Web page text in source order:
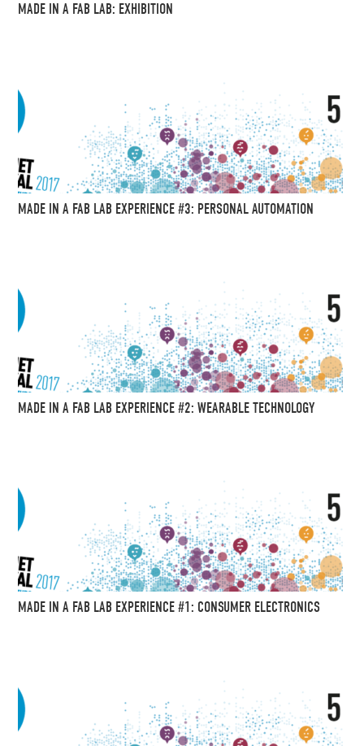
MADE IN A FAB LAB: EXHIBITION
MADE IN A FAB LAB EXPERIENCE #3: PERSONAL AUTOMATION
MADE IN A FAB LAB EXPERIENCE #2: WEARABLE TECHNOLOGY
MADE IN A FAB LAB EXPERIENCE #1: CONSUMER ELECTRONICS